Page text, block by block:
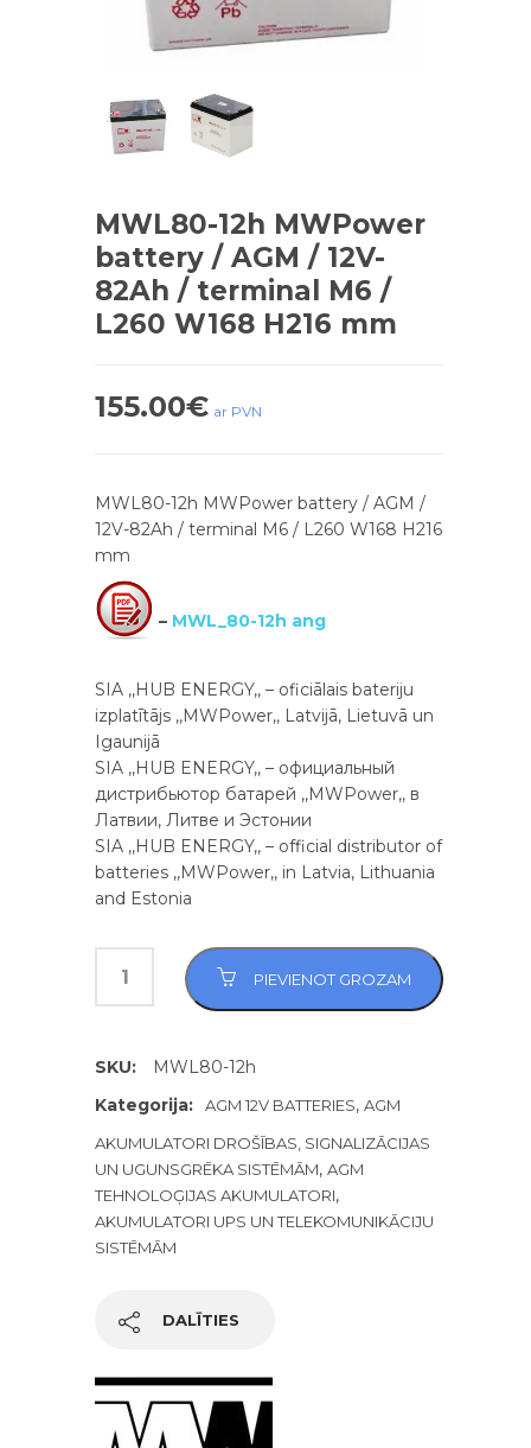
MWL80-12h MWPower
battery / AGM / 12V-
82Ah / terminal M6 /
L260 W168 H216 mm
155.00€ ar PVN
MWL80-12h MWPower battery / AGM /
12V-82Ah / terminal M6 / L260 W168 H216
mm
– MWL_80-12h ang
SIA ,,HUB ENERGY,, – oficiālais bateriju
izplatītājs ,,MWPower,, Latvijā, Lietuvā un
Igaunijā
SIA ,,HUB ENERGY,, – официальный
дистрибьютор батарей ,,MWPower,, в
Латвии, Литве и Эстонии
SIA ,,HUB ENERGY,, – official distributor of
batteries ,,MWPower,, in Latvia, Lithuania
and Estonia
PIEVIENOT GROZAM
SKU:
MWL80-12h
Kategorija:
AGM 12V BATTERIES, AGM
AKUMULATORI DROŠĪBAS, SIGNALIZĀCIJAS
UN UGUNSGRĒKA SISTĒMĀM, AGM
TEHNOLOĢIJAS AKUMULATORI,
AKUMULATORI UPS UN TELEKOMUNIKĀCIJU
SISTĒMĀM
DALĪTIES